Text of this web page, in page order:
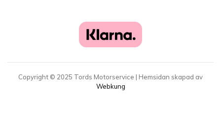
Copyright © 2025 Tords Motorservice | Hemsidan skapad av
Webkung